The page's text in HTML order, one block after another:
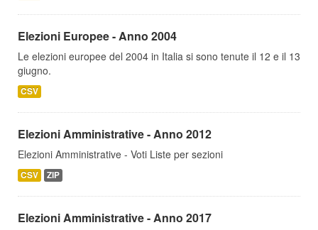
Elezioni Europee - Anno 2004
Le elezioni europee del 2004 in Italia si sono tenute il 12 e il 13
giugno.
CSV
Elezioni Amministrative - Anno 2012
Elezioni Amministrative - Voti Liste per sezioni
CSV ZIP
Elezioni Amministrative - Anno 2017